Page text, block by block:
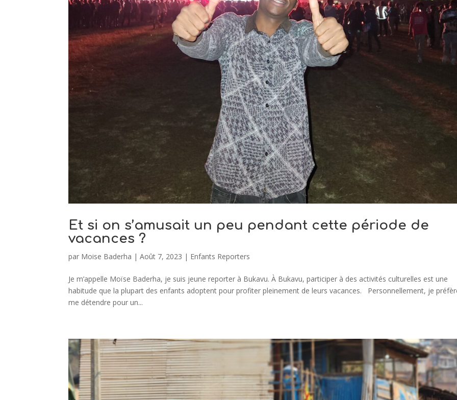
Et si on s’amusait un peu pendant cette période de
vacances ?
par Moise Baderha |Août 7, 2023 | Enfants Reporters
Je m’appelle Moïse Baderha, je suis jeune reporter à Bukavu. À Bukavu, participer à des activités culturelles est une
habitude que la plupart des enfants adoptent pour profiter pleinement de leurs vacances. Personnellement, je
me détendre pour un...